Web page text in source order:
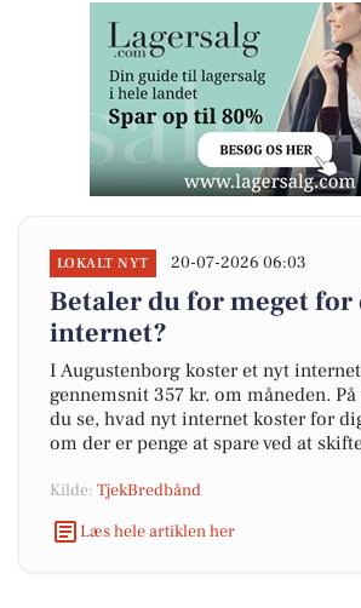
LOKALT NYT 20-07-2026 06:03
Betaler du for meget for
internet?
I Augustenborg koster et nyt
gennemsnit 357 kr. om måneden.
du se, hvad nyt internet koster for
om der er penge at spare ved at
Kilde: TjekBredbånd
Læs hele artiklen her